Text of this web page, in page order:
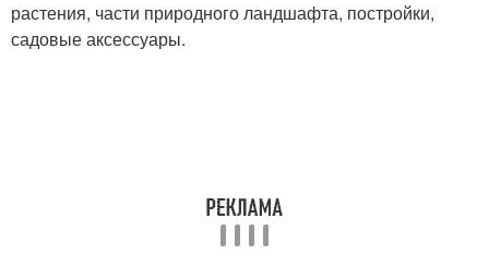
растения, части природного ландшафта, постройки,
садовые аксессуары.